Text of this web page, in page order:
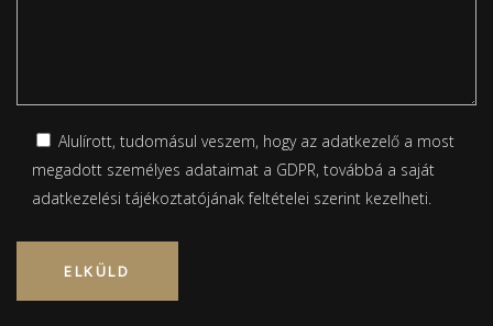
Alulírott, tudomásul veszem, hogy az adatkezelő a most
megadott személyes adataimat a GDPR, továbbá a saját
adatkezelési tájékoztatójánakfeltételei szerint kezelheti.
Please leave this field empty.